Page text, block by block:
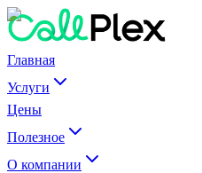
Главная
Услуги
Цены
Полезное
О компании